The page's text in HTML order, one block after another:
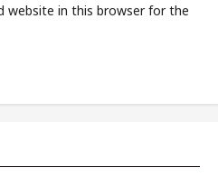
website in this browser for the